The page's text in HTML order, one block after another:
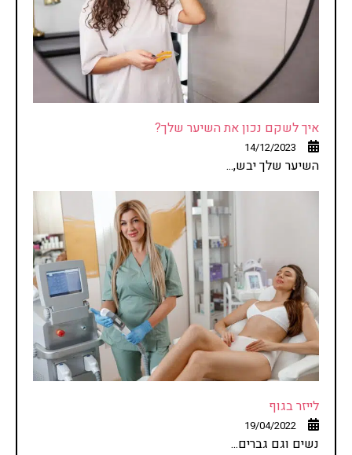
איך לשקם נכון את השיער שלך?
14/12/2023
השיער שלך יבש,...
לייזר בגוף
19/04/2022
נשים וגם גברים...